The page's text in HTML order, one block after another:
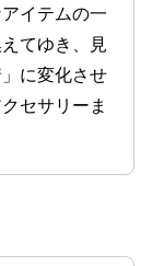
イテムの一
てゆき、見
に変化させ
セサリーま